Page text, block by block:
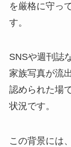
を厳格に守っ
す。
SNSや週刊誌
家族写真が流
認められた場
状況です。
この背景には